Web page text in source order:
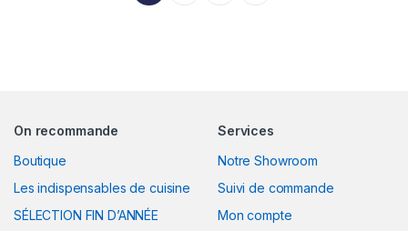
On recommande
Boutique
Les indispensables de cuisine
SÉLECTION FIN D’ANNÉE
Services
Notre Showroom
Suivi de commande
Mon compte